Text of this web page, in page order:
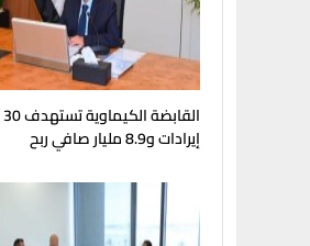
إيرادات و8.9 مليار صافي ربح